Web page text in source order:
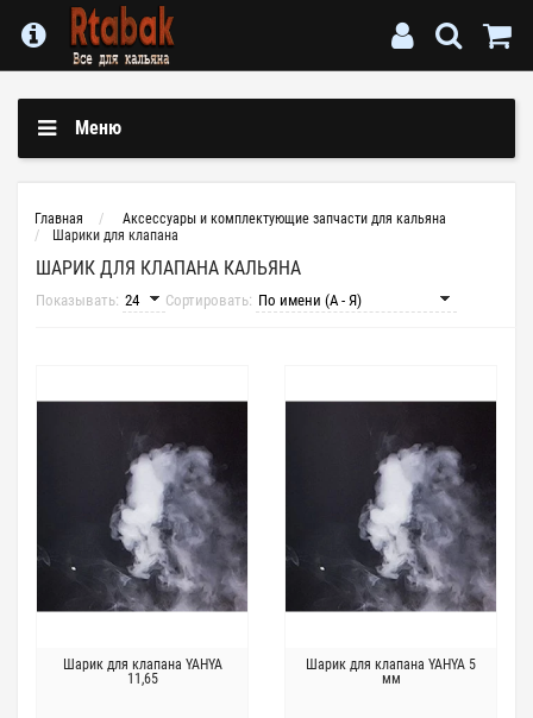
Меню
Главная
Аксессуары и комплектующие запчасти для кальяна
Шарики для клапана
ШАРИК ДЛЯ КЛАПАНА КАЛЬЯНА
Показывать: Сортировать:
Шарик для клапана YAHYA
11,65
Шарик для клапана YAHYA 5
мм